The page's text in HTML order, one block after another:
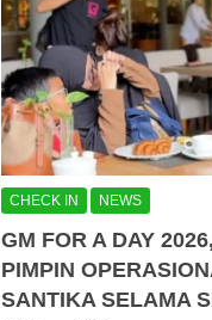
CHECK IN NEWS
GM FOR A DAY
PIMPIN
SANTIKA SELAMA